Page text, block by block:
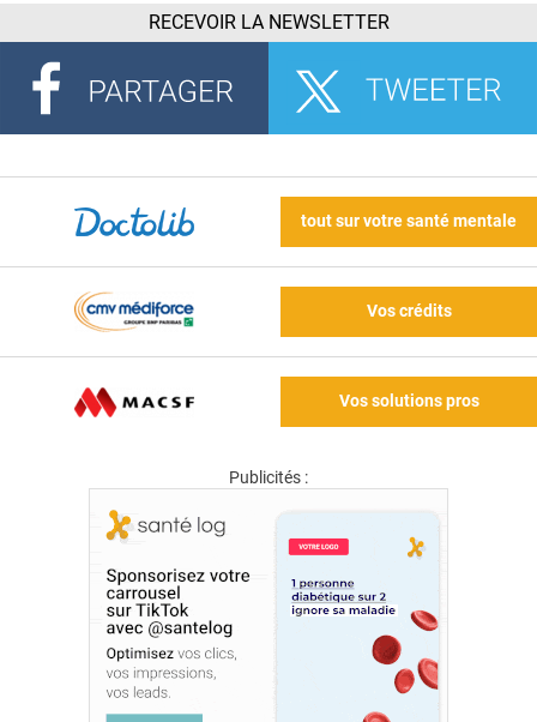
RECEVOIR LA NEWSLETTER
tout sur votre santé mentale
Vos crédits
Vos solutions pros
Publicités :